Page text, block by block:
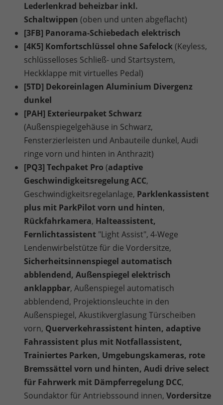
Lederlenkrad beheizbar inkl.
Schaltwippen (oben und unten abgeflacht)
[3FB] Panorama-Schiebedach elektrisch
[4K5] Komfortschlüssel ohne Safelock(Keyless,
schlüsselloses Schließ- und Startsystem,
Heckklappe mit virtuelles Pedal)
[5TD] Dekoreinlagen Aluminium Divergenz
dunkel
[PAH] Exterieurpaket Schwarz
(Außenspiegelgehäuse in Schwarz,
Fensterzierleisten und Anbauteile dunkel, Audi
ringe vorn und hinten in Anthrazit)
[PQ3] Techpaket Pro (adaptive
Geschwindigkeitsregelung ACC,
Geschwindigkeitsregelanlage, Parklenkassistent
plus mit ParkPilot vorn und hinten,
Rückfahrkamera, Halteassistent,
Fernlichtassistent "Light Assist", 4-Wege
Lendenwirbelstütze für die Vordersitze,
Sicherheitsinnenspiegel automatisch
abblendend, Außenspiegel elektrisch
anklappbar, Außenspiegel automatisch
abblendend, Projektionsleuchte in den
Außenspiegel, Akustikverglasung Türscheiben
vorn, Querverkehrassistent hinten, adaptive
Fahrassistent plus mit Notfallassistent,
Trainiertes Parken, Umgebungskameras, rote
Bremssättel vorn und hinten, Audi drive select
für Fahrwerk mit Dämpferregelung DCC,
Soundaktor für Antriebssound innen, Vordersitze